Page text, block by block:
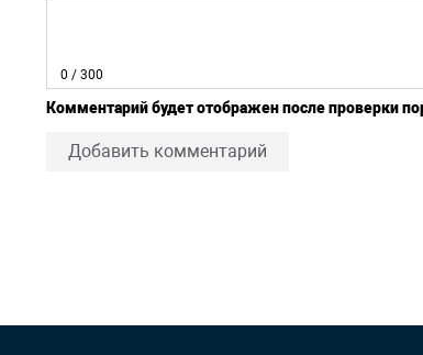
0 / 300
Комментарий будет отображен после проверки
Добавить комментарий